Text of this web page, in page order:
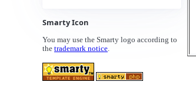
Smarty Icon
You may use the Smarty logo according to
the trademark notice.